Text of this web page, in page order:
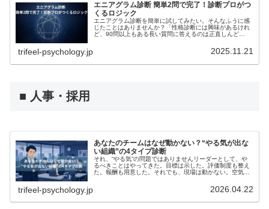
エニアグラム診断 簡単2問で完了！診断プロがつ
くるロジック
エニアグラム診断を簡単に試してみたい。そんなふうに感
じたことはありませんか？「性格診断には興味があるけれ
ど、90問以上もある長い質問に答えるのは正直しんど
trifeel-psychology.jp 2025.11.21
■ 人事・採用
あなたのチームはなぜ動かない？“やる気が出な
い組織”の4タイプ診断
それ、“やる気”の問題ではありませんリーダーとして、や
るべきことはやってきた。目標は示した。評価制度も整え
た。報酬も用意した。それでも、現場は動かない。空気は
trifeel-psychology.jp 2026.04.22